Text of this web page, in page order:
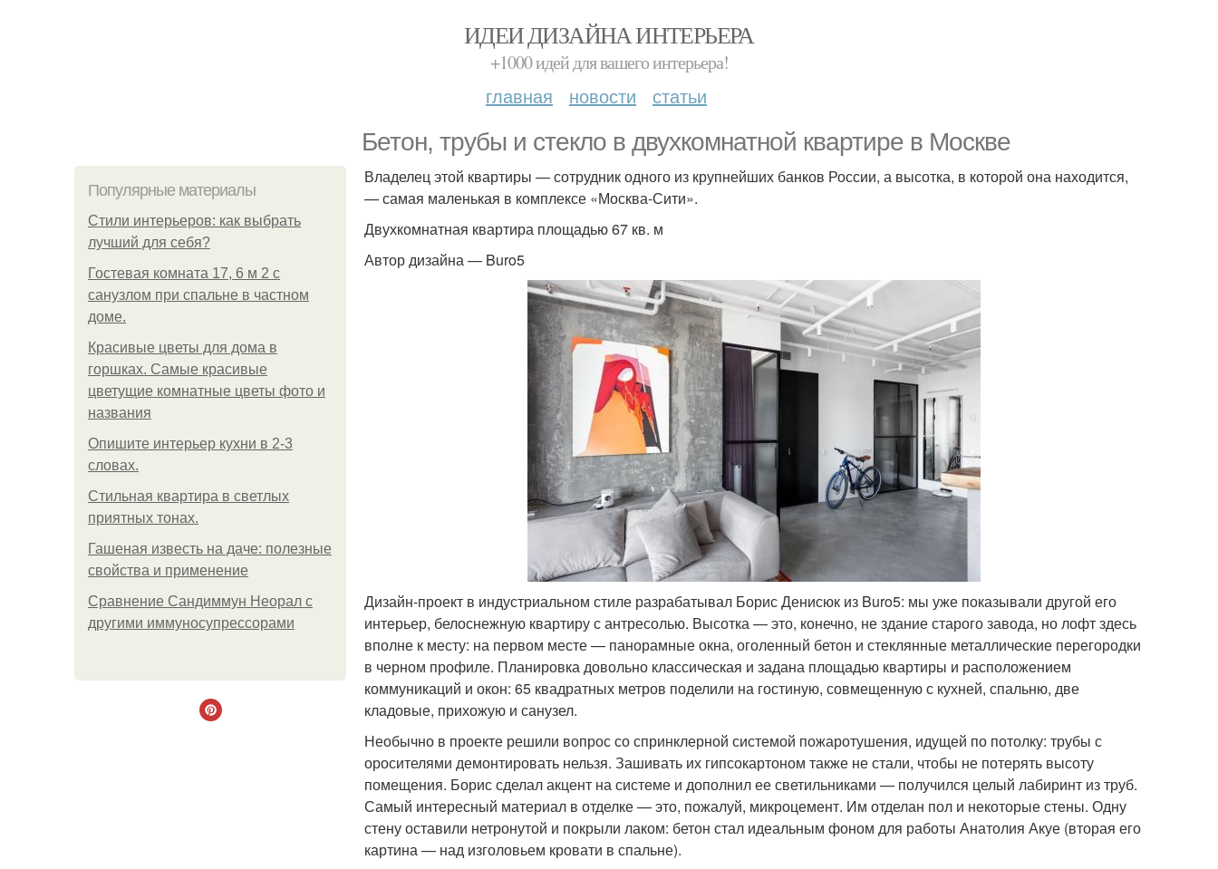
ИДЕИ ДИЗАЙНА ИНТЕРЬЕРА
+1000 идей для вашего интерьера!
главная новости статьи
Бетон, трубы и стекло в двухкомнатной квартире в Москве
Популярные материалы
Стили интерьеров: как выбрать
лучший для себя?
Гостевая комната 17, 6 м 2 с
санузлом при спальне в частном
доме.
Красивые цветы для дома в
горшках. Самые красивые
цветущие комнатные цветы фото и
названия
Опишите интерьер кухни в 2-3
словах.
Стильная квартира в светлых
приятных тонах.
Гашеная известь на даче: полезные
свойства и применение
Сравнение Сандиммун Неорал с
другими иммуносупрессорами
Владелец этой квартиры — сотрудник одного из крупнейших банков России, а высотка, в которой она находится,
— самая маленькая в комплексе «Москва-Сити».
Двухкомнатная квартира площадью 67 кв. м
Автор дизайна — Buro5
Дизайн-проект в индустриальном стиле разрабатывал Борис Денисюк из Buro5: мы уже показывали другой его
интерьер, белоснежную квартиру с антресолью. Высотка — это, конечно, не здание старого завода, но лофт здесь
вполне к месту: на первом месте — панорамные окна, оголенный бетон и стеклянные металлические перегородки
в черном профиле. Планировка довольно классическая и задана площадью квартиры и расположением
коммуникаций и окон: 65 квадратных метров поделили на гостиную, совмещенную с кухней, спальню, две
кладовые, прихожую и санузел.
Необычно в проекте решили вопрос со спринклерной системой пожаротушения, идущей по потолку: трубы с
оросителями демонтировать нельзя. Зашивать их гипсокартоном также не стали, чтобы не потерять высоту
помещения. Борис сделал акцент на системе и дополнил ее светильниками — получился целый лабиринт из труб.
Самый интересный материал в отделке — это, пожалуй, микроцемент. Им отделан пол и некоторые стены. Одну
стену оставили нетронутой и покрыли лаком: бетон стал идеальным фоном для работы Анатолия Акуе (вторая его
картина — над изголовьем кровати в спальне).